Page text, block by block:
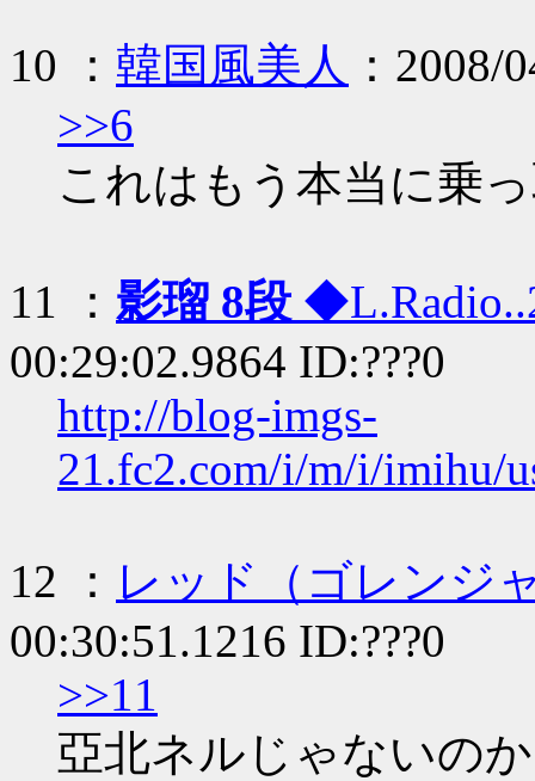
10 ： 韓国風美人 ：2008/
>>6
これはもう本当に乗
11 ： 影瑠 8段
00:29:02.9864 ID:???0
http://blog-imgs-
21.fc2.com/i/m/i/imihu/
12 ： レッド（ゴレンジ
00:30:51.1216 ID:???0
>>11
亞北ネルじゃないの